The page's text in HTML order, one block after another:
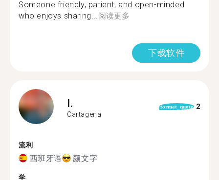
Someone friendly, patient, and open-minded
who enjoys sharing...阅读更多
下载软件
I.
Cartagena
format_quote 2
流利
西班牙语 颜文字
学